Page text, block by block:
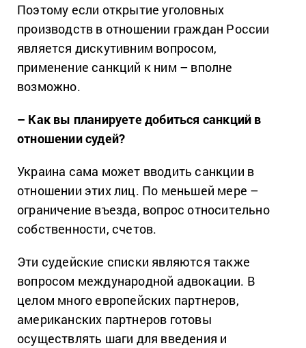
Поэтому если открытие уголовных
производств в отношении граждан России
является дискутивним вопросом,
применение санкций к ним – вполне
возможно.
– Как вы планируете добиться санкций в
отношении судей?
Украина сама может вводить санкции в
отношении этих лиц. По меньшей мере –
ограничение въезда, вопрос относительно
собственности, счетов.
Эти судейские списки являются также
вопросом международной адвокации. В
целом много европейских партнеров,
американских партнеров готовы
осуществлять шаги для введения и